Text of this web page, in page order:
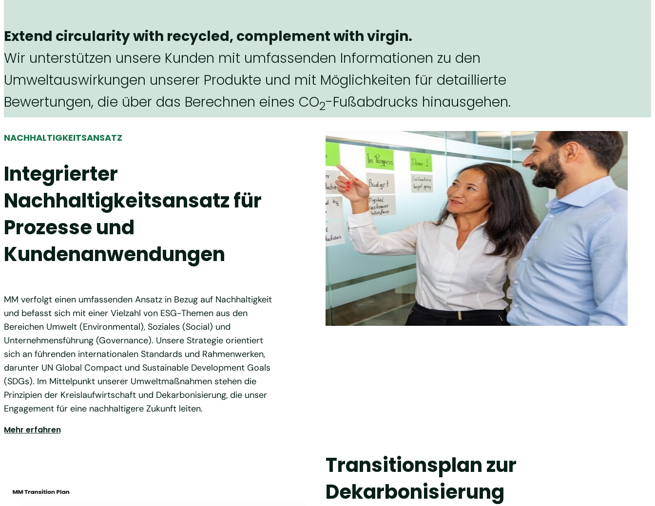
Extend circularity with recycled, complement with virgin.
Wir unterstützen unsere Kunden mit umfassenden Informationen zu den
Umweltauswirkungen unserer Produkte und mit Möglichkeiten für detaillierte
Bewertungen, die über das Berechnen eines CO2-Fußabdrucks hinausgehen.
NACHHALTIGKEITSANSATZ
Integrierter
Nachhaltigkeitsansatz für
Prozesse und
Kundenanwendungen
MM verfolgt einen umfassenden Ansatz in Bezug auf Nachhaltigkeit
und befasst sich mit einer Vielzahl von ESG-Themen aus den
Bereichen Umwelt (Environmental), Soziales (Social) und
Unternehmensführung (Governance). Unsere Strategie orientiert
sich an führenden internationalen Standards und Rahmenwerken,
darunter UN Global Compact und Sustainable Development Goals
(SDGs). Im Mittelpunkt unserer Umweltmaßnahmen stehen die
Prinzipien der Kreislaufwirtschaft und Dekarbonisierung, die unser
Engagement für eine nachhaltigere Zukunft leiten.
Mehr erfahren
Transitionsplan zur
Dekarbonisierung